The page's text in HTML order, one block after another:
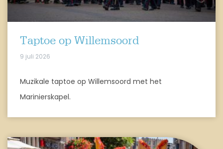
Taptoe op Willemsoord
9 juli 2026
Muzikale taptoe op Willemsoord met het
Marinierskapel.